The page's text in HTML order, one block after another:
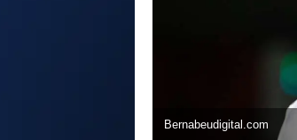
Bernabeudigital.com